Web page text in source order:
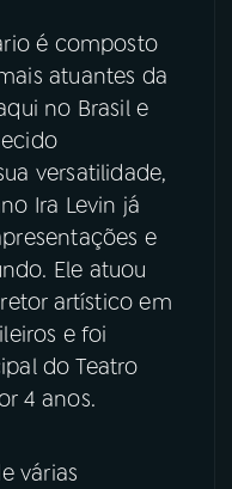
é composto
atuantes da
no Brasil e
versatilidade,
Ira Levin já
e
Ele atuou
artístico em
e foi
do Teatro
4 anos.
várias